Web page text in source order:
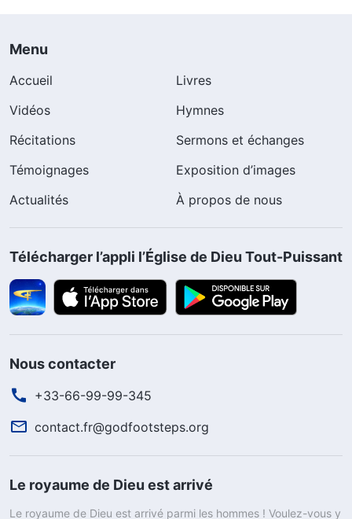
Menu
Accueil
Livres
Vidéos
Hymnes
Récitations
Sermons et échanges
Témoignages
Exposition d’images
Actualités
À propos de nous
Télécharger l’appli l’Église de Dieu Tout-Puissant
Nous contacter
+33-66-99-99-345
contact.fr@godfootsteps.org
Le royaume de Dieu est arrivé
Le royaume de Dieu est arrivé parmi les hommes ! Voulez-vous y